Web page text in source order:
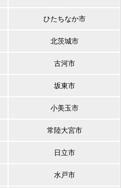
ひたちなか市
北茨城市
古河市
坂東市
小美玉市
常陸大宮市
日立市
水戸市